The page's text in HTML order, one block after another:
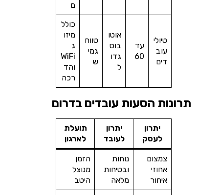
ם
טיולי
עוב
דים
עד
60
אוטו
בוס
גדו
ל
טווח
גמי
ש
כולל
מיזו
ג
WiFi
והד
רכה
תרונות הסעות עובדים בדרום
יתרון
לעסק
יתרון
לעובד
תועלת
לארגון
צמצום
אחוזי
איחור
נוחות
ובטיחות
מלאה
הזמן
מנוצל
היטב